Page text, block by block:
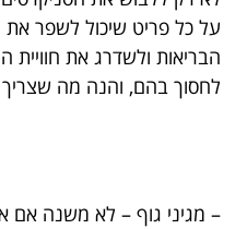
על כל פריט שיכול לשפר את
הבריאות ולשדרג את
לחסוך בהם, והנה מה
– מגיני גוף – לא משנה אם